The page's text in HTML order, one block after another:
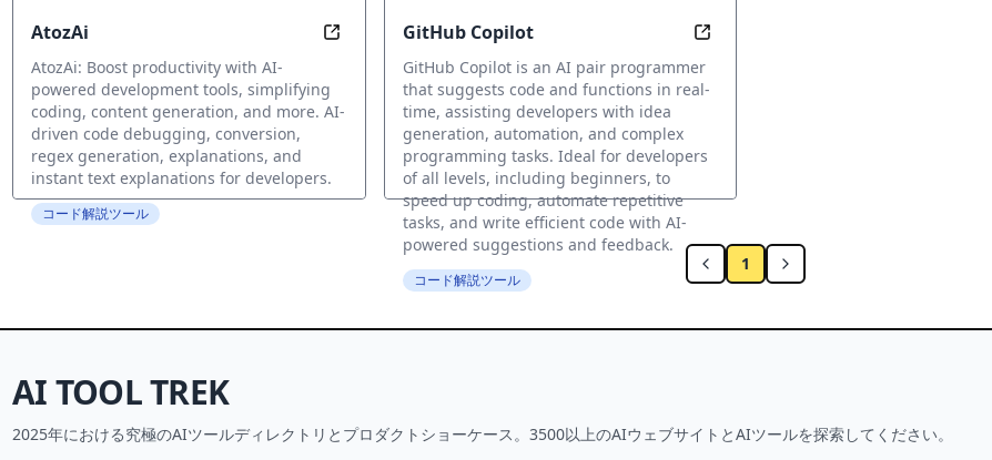
AtozAi Transform Code Complexity into Productivity
AtozAi: Boost productivity with AI-
powered development tools, simplifying
coding, content generation, and more. AI-
driven code debugging, conversion,
regex generation, explanations, and
instant text explanations for developers.
コード解説ツール
GitHub Copilot Code Faster with AI-Powered Pair
GitHub Copilot is an AI pair programmer
that suggests code and functions in real-
time, assisting developers with idea
generation, automation, and complex
programming tasks. Ideal for developers
of all levels, including beginners, to
speed up coding, automate repetitive
tasks, and write efficient code with AI-
powered suggestions and feedback.
コード解説ツール
1
AI TOOL TREK
2025年における究極のAIツールディレクトリとプロダクトショーケース。3500以上のAIウェブサイトとAIツールを探索してください。